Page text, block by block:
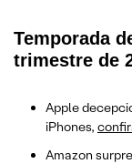
Temporada
trimestre de
Apple
iPhones,
Amazon